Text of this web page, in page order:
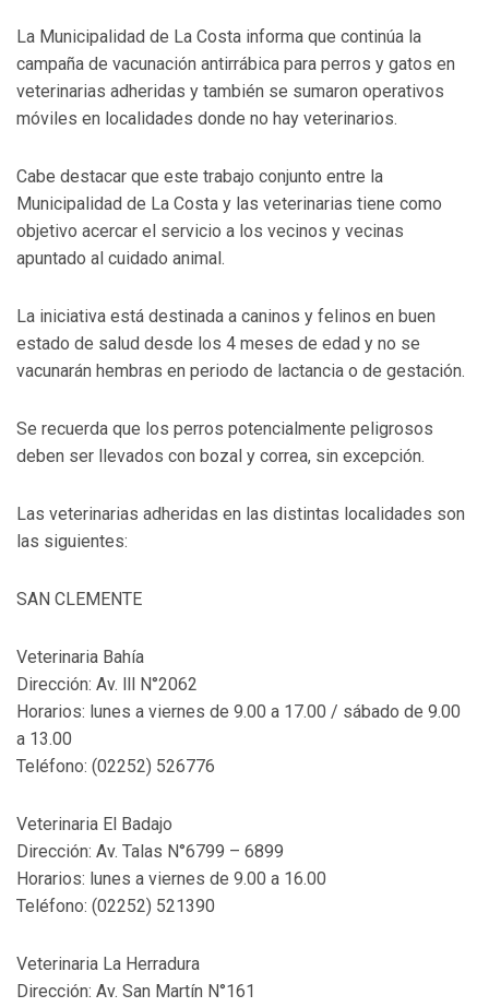
La Municipalidad de La Costa informa que continúa la
campaña de vacunación antirrábica para perros y gatos en
veterinarias adheridas y también se sumaron operativos
móviles en localidades donde no hay veterinarios.
Cabe destacar que este trabajo conjunto entre la
Municipalidad de La Costa y las veterinarias tiene como
objetivo acercar el servicio a los vecinos y vecinas
apuntado al cuidado animal.
La iniciativa está destinada a caninos y felinos en buen
estado de salud desde los 4 meses de edad y no se
vacunarán hembras en periodo de lactancia o de gestación.
Se recuerda que los perros potencialmente peligrosos
deben ser llevados con bozal y correa, sin excepción.
Las veterinarias adheridas en las distintas localidades son
las siguientes:
SAN CLEMENTE
Veterinaria Bahía
Dirección: Av. lll N°2062
Horarios: lunes a viernes de 9.00 a 17.00 / sábado de 9.00
a 13.00
Teléfono: (02252) 526776
Veterinaria El Badajo
Dirección: Av. Talas N°6799 – 6899
Horarios: lunes a viernes de 9.00 a 16.00
Teléfono: (02252) 521390
Veterinaria La Herradura
Dirección: Av. San Martín N°161